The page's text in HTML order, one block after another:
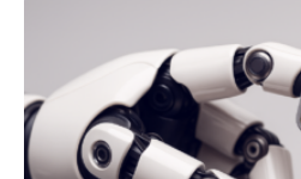
Entwicklung der Sensorik und
HSHL verantwortet die
sowie die KI-gestützte
die Entwicklung eines
Assistenzsystems, das den